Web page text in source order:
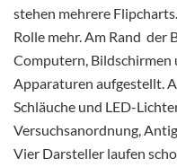
stehen mehrere
Rolle mehr. Am Rand der
Computern, Bildschirmen
Apparaturen aufgestellt.
Schläuche und LED-
Versuchsanordnung,
Vier Darsteller laufen